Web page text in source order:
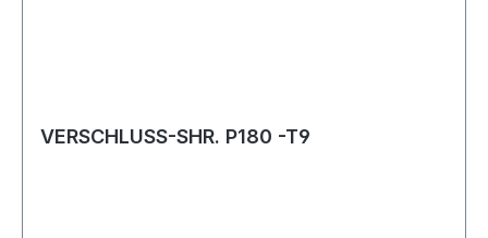
VERSCHLUSS-SHR. P180 -T9